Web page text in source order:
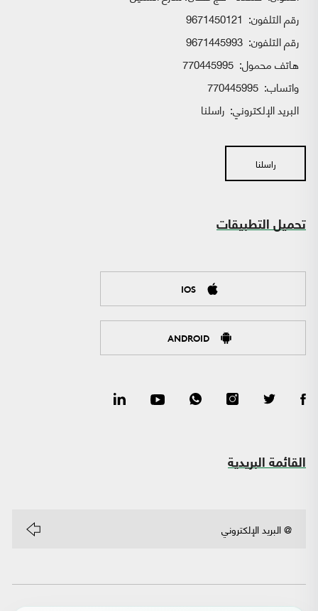
رقم التلفون: 9671450121
رقم التلفون: 9671445993
هاتف محمول: 770445995
واتساب:
البريد الإلكتروني: راسلنا
راسلنا
تحميل التطبيقات
IOS
ANDROID
القائمة البريدية